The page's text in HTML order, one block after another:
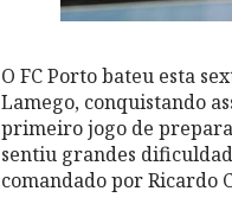
O FC Porto bateu esta
Lamego, conquistando
primeiro jogo de
sentiu grandes
comandado por Ricardo